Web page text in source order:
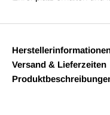
Versand & Lieferzeiten